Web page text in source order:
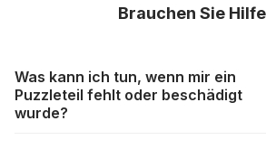
Brauchen Sie
Was kann ich tun, wenn mir ein
Puzzleteil fehlt oder beschädigt
wurde?